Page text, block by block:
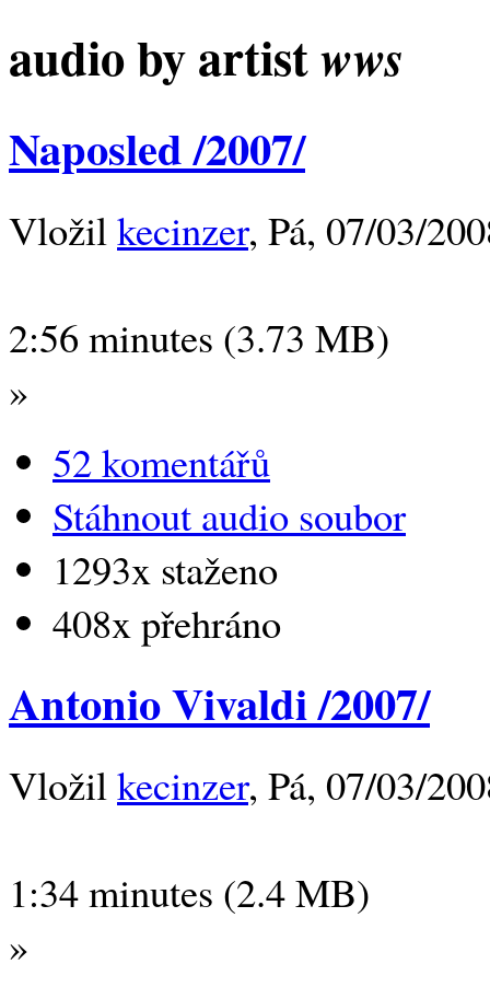
audio by artistwws
Naposled /2007/
Vložil kecinzer, Pá, 07/03/
2:56 minutes (3.73 MB)
»
52 komentářů
Stáhnout audio soubor
1293x staženo
408x přehráno
Antonio Vivaldi /2007/
Vložil kecinzer, Pá, 07/03/
1:34 minutes (2.4 MB)
»